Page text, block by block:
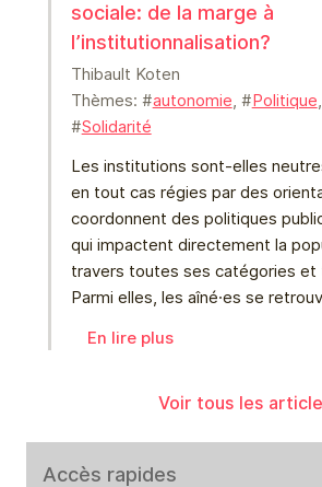
sociale: de la marge à
l’institutionnalisation?
Thibault Koten
Thèmes: #autonomie, #Politique
#Solidarité
Les institutions sont-elles
en tout cas régies par des
coordonnent des politiques
qui impactent directement la
travers toutes ses catégories et
Parmi elles, les aîné⸱es se
En lire plus
Voir tous les
Accès rapides